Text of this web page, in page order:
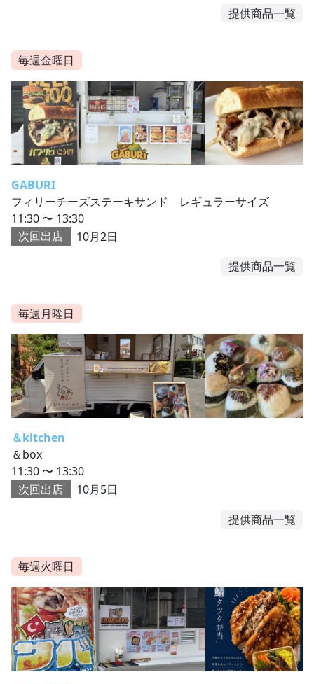
提供商品一覧
毎週金曜日
GABURI
フィリーチーズステーキサンド レギュラーサイズ
11:30 〜 13:30
次回出店
10月2日
提供商品一覧
毎週月曜日
＆kitchen
＆box
11:30 〜 13:30
次回出店
10月5日
提供商品一覧
毎週火曜日